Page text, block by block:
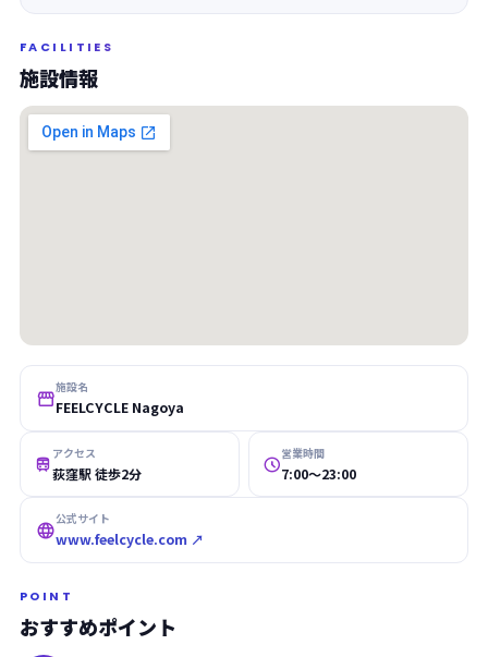
FACILITIES
施設情報
施設名
FEELCYCLE Nagoya
 アクセス
荻窪駅 徒歩2分 営業時間
7:00〜23:00
公式サイト
www.feelcycle.com ↗
POINT
おすすめポイント